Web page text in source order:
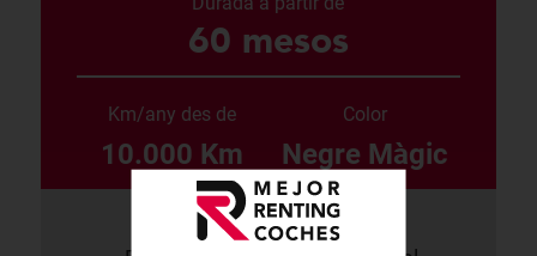
60 mesos
Km/any des de
10.000 Km
Color
Negre Màgic